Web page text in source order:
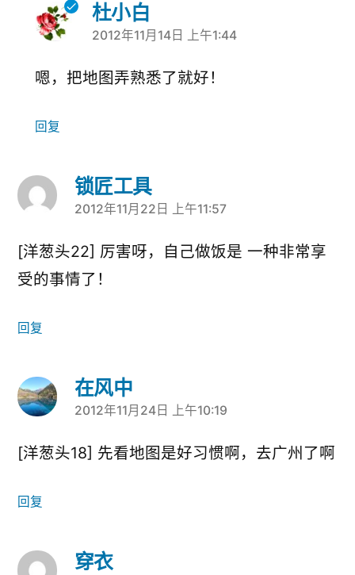
杜小白
说：
2012年11月14日 上午1:44
嗯，把地图弄熟悉了就好！
回复
锁匠工具
说：
2012年11月22日 上午11:57
[洋葱头22] 厉害呀，自己做饭是 一种非常享
受的事情了！
回复
在风中
说：
2012年11月24日 上午10:19
[洋葱头18] 先看地图是好习惯啊，去广州了啊
回复
穿衣